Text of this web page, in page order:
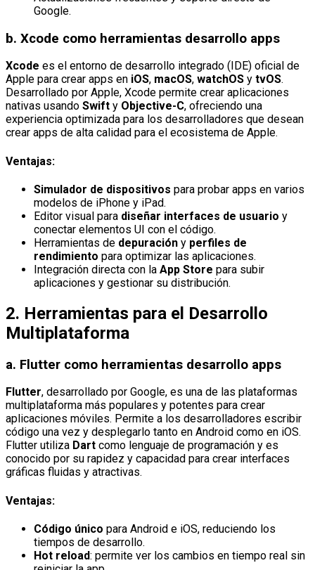
Google.
b. Xcode como herramientas desarrollo apps
Xcode es el entorno de desarrollo integrado (IDE) oficial de
Apple para crear apps en iOS, macOS, watchOS y tvOS.
Desarrollado por Apple, Xcode permite crear aplicaciones
nativas usando Swift y Objective-C, ofreciendo una
experiencia optimizada para los desarrolladores que desean
crear apps de alta calidad para el ecosistema de Apple.
Ventajas:
Simulador de dispositivos para probar apps en varios
modelos de iPhone y iPad.
Editor visual para diseñar interfaces de usuario y
conectar elementos UI con el código.
Herramientas de depuración y perfiles de
rendimiento para optimizar las aplicaciones.
Integración directa con la App Store para subir
aplicaciones y gestionar su distribución.
2. Herramientas para el Desarrollo
Multiplataforma
a. Flutter como herramientas desarrollo apps
Flutter, desarrollado por Google, es una de las plataformas
multiplataforma más populares y potentes para crear
aplicaciones móviles. Permite a los desarrolladores escribir
código una vez y desplegarlo tanto en Android como en iOS.
Flutter utiliza Dart como lenguaje de programación y es
conocido por su rapidez y capacidad para crear interfaces
gráficas fluidas y atractivas.
Ventajas:
Código único para Android e iOS, reduciendo los
tiempos de desarrollo.
Hot reload: permite ver los cambios en tiempo real sin